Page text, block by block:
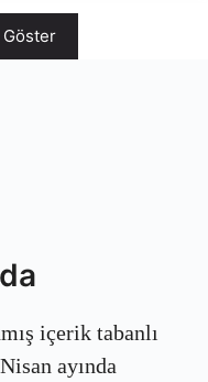
Göster
içerik tabanlı
ayında